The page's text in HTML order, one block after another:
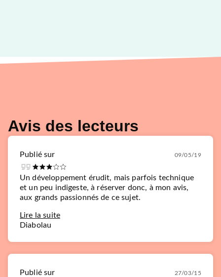
Avis des lecteurs
Publié sur 09/05/19
Un développement érudit, mais parfois technique
et un peu indigeste, à réserver donc, à mon avis,
aux grands passionnés de ce sujet.
Lire la suite
Diabolau
Publié sur 27/03/15